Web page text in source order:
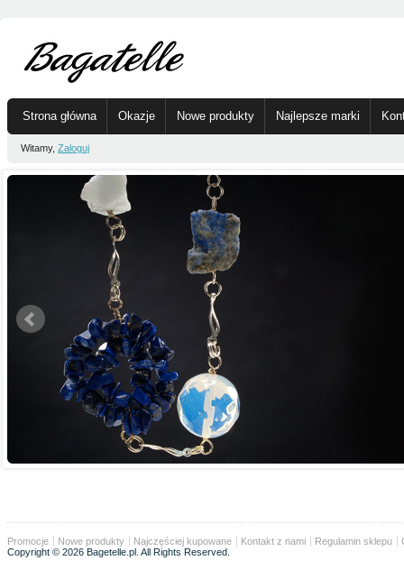
Strona główna Okazje Nowe produkty Najlepsze marki
Witamy, Zaloguj
Promocje Nowe produkty Najczęściej kupowane Kontakt z nami Regulamin sklepu
Copyright © 2026 Bagetelle.pl. All Rights Reserved.